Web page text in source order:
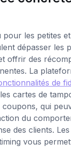
les petites
dépasser les
offrir des
La
de
cartes de
qui
du
des clients.
vous